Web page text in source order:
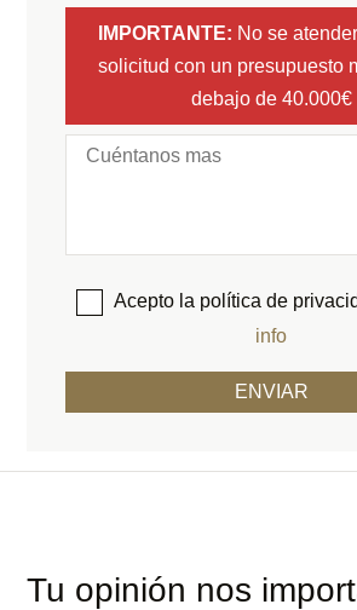
IMPORTANTE: No se
solicitud con un presupuesto
debajo de 40.000€
Acepto la política de
info
Tu opinión nos